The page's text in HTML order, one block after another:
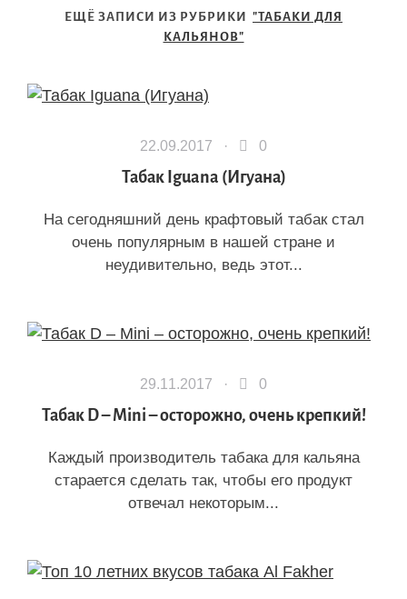
ЕЩЁ ЗАПИСИ ИЗ РУБРИКИ "ТАБАКИ ДЛЯ
КАЛЬЯНОВ"
22.09.2017 · 0
Табак Iguana (Игуана)
На сегодняшний день крафтовый табак стал
очень популярным в нашей стране и
неудивительно, ведь этот...
29.11.2017 · 0
Табак D – Mini – осторожно, очень крепкий!
Каждый производитель табака для кальяна
старается сделать так, чтобы его продукт
отвечал некоторым...